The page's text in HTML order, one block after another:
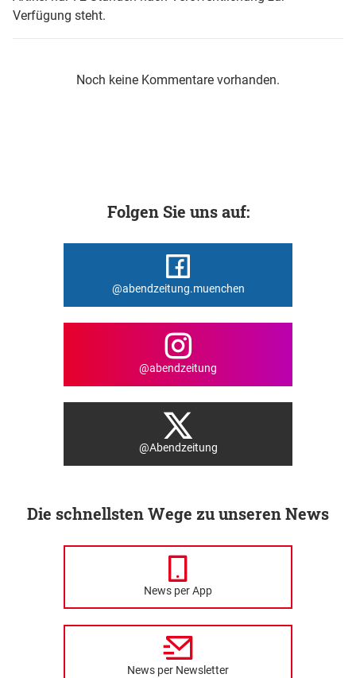
Verfügung steht.
Noch keine Kommentare vorhanden.
Folgen Sie uns auf:
@abendzeitung.muenchen
@abendzeitung
@Abendzeitung
Die schnellsten Wege zu unseren News
News per App
News per Newsletter